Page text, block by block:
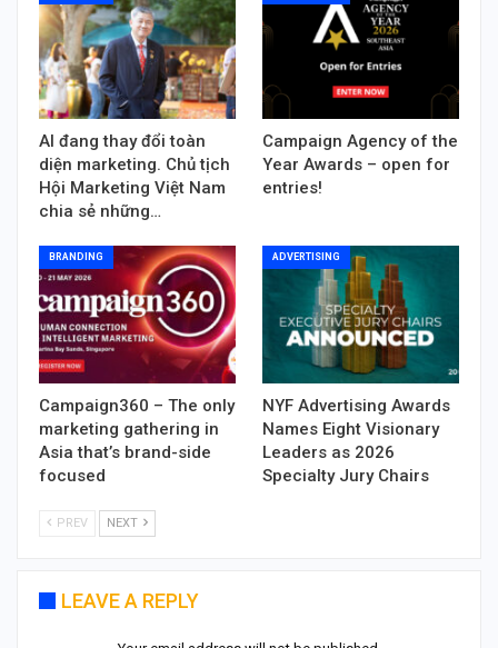
AI đang thay đổi toàn
diện marketing. Chủ tịch
Hội Marketing Việt Nam
chia sẻ những…
Campaign Agency of the
Year Awards – open for
entries!
BRANDING
Campaign360 – The only
marketing gathering in
Asia that’s brand-side
focused
ADVERTISING
NYF Advertising Awards
Names Eight Visionary
Leaders as 2026
Specialty Jury Chairs
PREV NEXT
LEAVE A REPLY